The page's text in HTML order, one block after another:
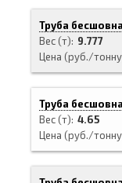
Труба
Вес (т)
9.777
Цена (руб./
Труба
Вес (т) 4.65
Цена (руб./